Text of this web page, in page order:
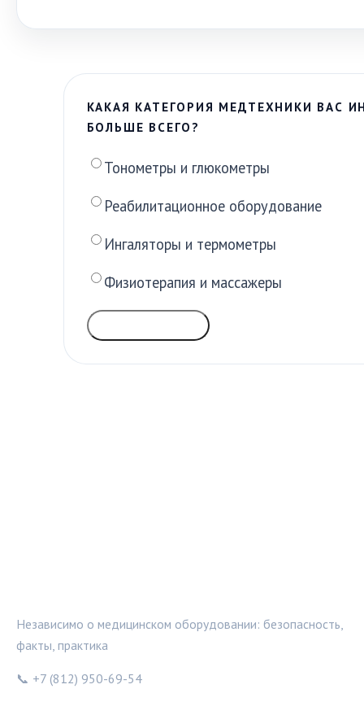
КАКАЯ КАТЕГОРИЯ МЕДТЕХНИКИ ВАС
БОЛЬШЕ ВСЕГО?
Тонометры и глюкометры
Реабилитационное оборудование
Ингаляторы и термометры
Физиотерапия и массажеры
Независимо о медицинском оборудовании: безопасность,
факты, практика
📞 +7 (812) 950-69-54